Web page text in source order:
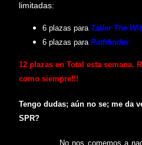
limitadas:
6 plazas para Taller The
6 plazas para Pathfinder
12 plazas en Total esta semana.
como siempre!!!
Tengo dudas; aún no se; me da
SPR?
No nos comemos a nadie